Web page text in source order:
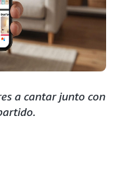
a cantar junto con